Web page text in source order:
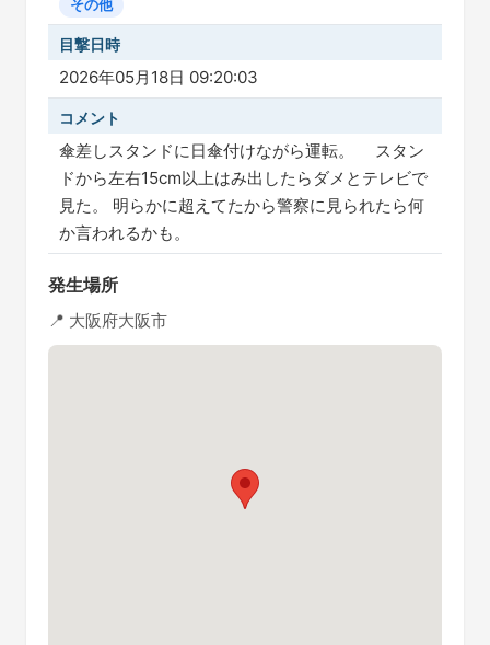
その他
目撃日時
2026年05月18日 09:20:03
コメント
傘差しスタンドに日傘付けながら運転。 スタン
ドから左右15cm以上はみ出したらダメとテレビで
見た。 明らかに超えてたから警察に見られたら何
か言われるかも。
発生場所
📍 大阪府大阪市